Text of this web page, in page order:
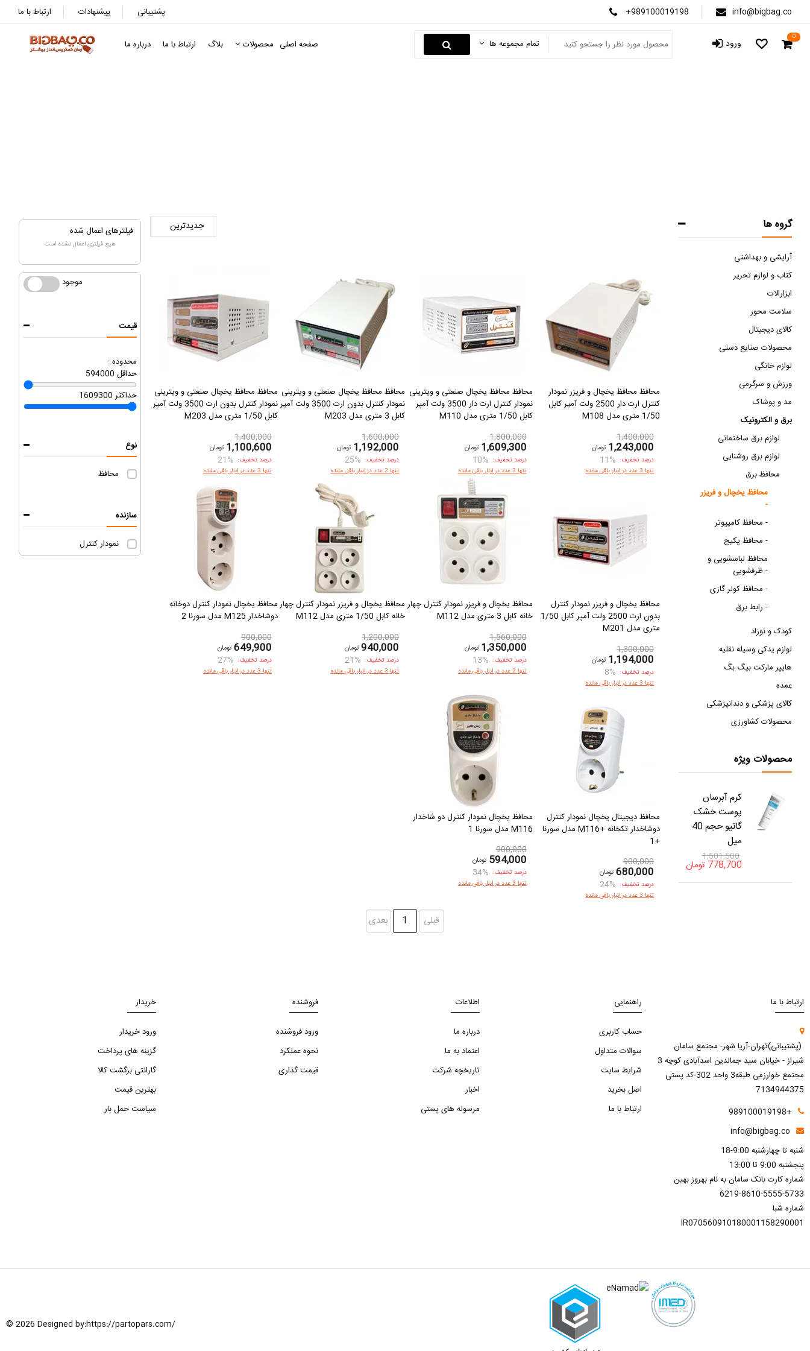
ارتباط با ما پیشنهادات پشتیبانی +989100019198 info@bigbag.co
صفحه اصلی محصولات بلاگ ارتباط با ما درباره ما تمام مجموعه ها ورود 0
فیلترهای اعمال شده
هیچ فیلتری اعمال نشده است
موجود موجود
قیمت
محدوده :
594000 حداقل
1609300 حداکثر
نوع
محافظ
سازنده
نمودار کنترل
محافظ محافظ یخچال و فریزر نمودار
کنترل ارت دار 2500 ولت آمپر کابل
1/50 متری مدل M108
1,400,000
1,243,000 تومان
درصد تخفیف: 11%
تنها 3 عدد در انبار باقی مانده
محافظ محافظ یخچال صنعتی و ویترینی
نمودار کنترل ارت دار 3500 ولت آمپر
کابل 1/50 متری مدل M110
1,800,000
1,609,300 تومان
درصد تخفیف: 10%
تنها 3 عدد در انبار باقی مانده
محافظ محافظ یخچال صنعتی و ویترینی
نمودار کنترل بدون ارت 3500 ولت آمپر
کابل 3 متری مدل M203
1,600,000
1,192,000 تومان
درصد تخفیف: 25%
تنها 2 عدد در انبار باقی مانده
محافظ محافظ یخچال صنعتی و ویترینی
نمودار کنترل بدون ارت 3500 ولت آمپر
کابل 1/50 متری مدل M203
1,400,000
1,100,600 تومان
درصد تخفیف: 21%
تنها 3 عدد در انبار باقی مانده
محافظ یخچال و فریزر نمودار کنترل
بدون ارت 2500 ولت آمپر کابل 1/50
متری مدل M201
1,300,000
1,194,000 تومان
درصد تخفیف: 8%
تنها 3 عدد در انبار باقی مانده
محافظ یخچال و فریزر نمودار کنترل چهار
خانه کابل 3 متری مدل M112
1,560,000
1,350,000 تومان
درصد تخفیف: 13%
تنها 2 عدد در انبار باقی مانده
محافظ یخچال و فریزر نمودار کنترل چهار
خانه کابل 1/50 متری مدل M112
1,200,000
940,000 تومان
درصد تخفیف: 21%
تنها 3 عدد در انبار باقی مانده
محافظ یخچال نمودار کنترل دوخانه
دوشاخدار M125 مدل سورنا 2
900,000
649,900 تومان
درصد تخفیف: 27%
تنها 3 عدد در انبار باقی مانده
محافظ دیجیتال یخچال نمودار کنترل
دوشاخدار تکخانه +M116 مدل سورنا
+1
900,000
680,000 تومان
درصد تخفیف: 24%
تنها 3 عدد در انبار باقی مانده
محافظ یخچال نمودار کنترل دو شاخدار
M116 مدل سورنا 1
900,000
594,000 تومان
درصد تخفیف: 34%
تنها 3 عدد در انبار باقی مانده
قبلی 1 بعدی
گروه ها
آرایشی و بهداشتی
کتاب و لوازم تحریر
ابزارالات
سلامت محور
کالای دیجیتال
محصولات صنایع دستی
لوازم خانگی
ورزش و سرگرمی
مد و پوشاک
برق و الکترونیک
لوازم برق ساختمانی
لوازم برق روشنایی
محافظ برق
محافظ یخچال و فریزر
-
محافظ کامپیوتر -
محافظ پکیج -
محافظ لباسشویی و
ظرفشویی -
محافظ کولر گازی -
رابط برق -
کودک و نوزاد
لوازم یدکی وسیله نقلیه
هایپر مارکت بیگ بگ
عمده
کالای پزشکی و دندانپزشکی
محصولات کشاورزی
محصولات ویژه
کرم آبرسان
پوست خشک
گاتیو حجم 40
میل
1,501,500
778,700 تومان
ارتباط با ما
(پشتیبانی)تهران-آریا شهر- مجتمع سامان
شیراز - خیابان سید جمالدین اسدآبادی کوچه 3
مجتمع خوارزمی طبقه3 واحد 302-کد پستی
7134944375
+989100019198
info@bigbag.co
شنبه تا چهارشنبه 9:00-18
پنجشنبه 9:00 تا 13:00
شماره کارت بانک سامان به نام بهروز بهین
6219-8610-5555-5733
شماره شبا
IR070560910180001158290001
راهنمایی
حساب کاربری
سوالات متداول
شرایط سایت
اصل بخرید
ارتباط با ما
اطلاعات
درباره ما
اعتماد به ما
تاریخچه شرکت
اخبار
مرسوله های پستی
فروشنده
ورود فروشنده
نحوه عملکرد
قیمت گذاری
خریدار
ورود خریدار
گزینه های پرداخت
گارانتی برگشت کالا
بهترین قیمت
سیاست حمل بار
© 2026 Designed by:https://partopars.com/